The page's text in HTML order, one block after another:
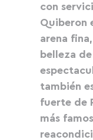
con
Quiberon
arena
belleza
también
fuerte de
más